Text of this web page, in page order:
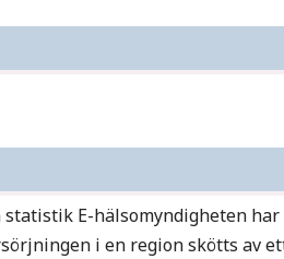
E-hälsomyndigheten har
i en region skötts av